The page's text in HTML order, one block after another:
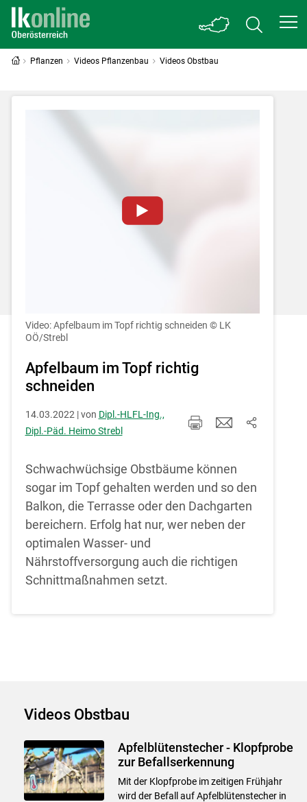
Pflanzen Videos Pflanzenbau Videos Obstbau
Einstellungen jederzeit einsehen und
korrigieren
Video: Apfelbaum im Topf richtig schneiden © LK
OÖ/Strebl
Apfelbaum im Topf richtig
schneiden
14.03.2022 | von Dipl.-HLFL-Ing.,
Dipl.-Päd. Heimo Strebl
Schwachwüchsige Obstbäume können
sogar im Topf gehalten werden und so den
Balkon, die Terrasse oder den Dachgarten
bereichern. Erfolg hat nur, wer neben der
optimalen Wasser- und
Nährstoffversorgung auch die richtigen
Schnittmaßnahmen setzt.
Videos Obstbau
Apfelblütenstecher - Klopfprobe
zur Befallserkennung
Mit der Klopfprobe im zeitigen Frühjahr
wird der Befall auf Apfelblütenstecher in